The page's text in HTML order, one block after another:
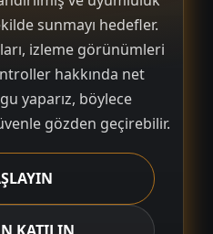
sunmayı hedefler.
izleme görünümleri
hakkında net
yaparız, böylece
gözden geçirebilir.